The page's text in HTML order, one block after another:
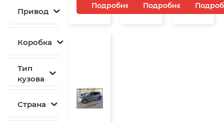
Привод
Коробка
Тип
кузова
Страна
Подробнее Подробнее